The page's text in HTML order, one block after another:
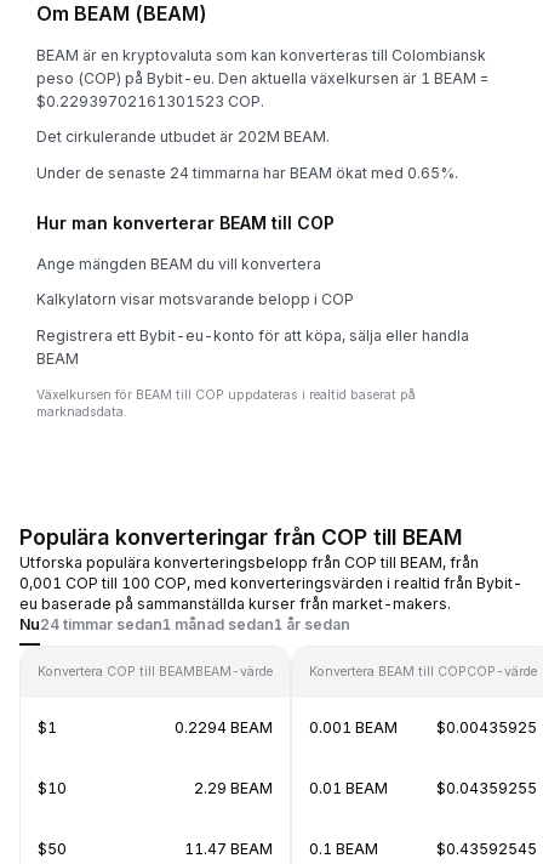
Om BEAM (BEAM)
BEAM är en kryptovaluta som kan konverteras till Colombiansk
peso (COP) på Bybit-eu. Den aktuella växelkursen är 1 BEAM =
$0.22939702161301523 COP.
Det cirkulerande utbudet är 202M BEAM.
Under de senaste 24 timmarna har BEAM ökat med 0.65%.
Hur man konverterar BEAM till COP
Ange mängden BEAM du vill konvertera
Kalkylatorn visar motsvarande belopp i COP
Registrera ett Bybit-eu-konto för att köpa, sälja eller handla
BEAM
Växelkursen för BEAM till COP uppdateras i realtid baserat på
marknadsdata.
Populära konverteringar från COP till BEAM
Utforska populära konverteringsbelopp från COP till BEAM, från
0,001 COP till 100 COP, med konverteringsvärden i realtid från Bybit-
eu baserade på sammanställda kurser från market-makers.
Nu24 timmar sedan1 månad sedan1 år sedan
Konvertera COP till BEAMBEAM-värde
$1 0.2294 BEAM
$10 2.29 BEAM
$50 11.47 BEAM
Konvertera BEAM till COPCOP-värde
0.001 BEAM $0.00435925
0.01 BEAM $0.04359255
0.1 BEAM $0.43592545